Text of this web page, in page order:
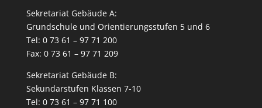
Sekretariat Gebäude A:
Grundschule und Orientierungsstufen 5 und 6
Tel: 0 73 61 – 97 71 200
Fax: 0 73 61 – 97 71 209
Sekretariat Gebäude B:
Sekundarstufen Klassen 7-10
Tel: 0 73 61 – 97 71 100